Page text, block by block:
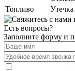
Топливо
Есть вопросы?
Заполните форму и